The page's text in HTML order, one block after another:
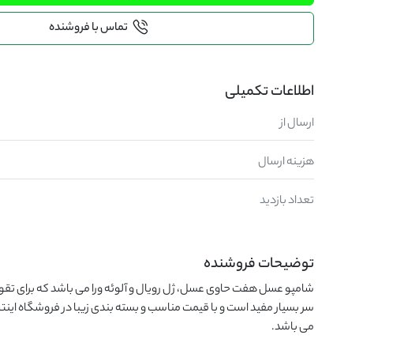
تماس با فروشنده
اطلاعات تکمیلی
ارسال از
هزینه ارسال
تعداد بازدید
توضیحات فروشنده
می باشد.